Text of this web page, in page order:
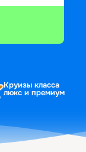
Круизы класса
люкс и премиум